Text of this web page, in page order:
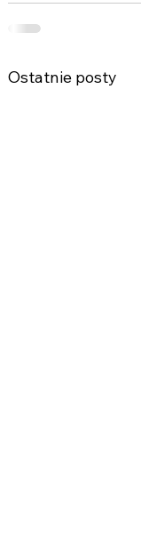
Ostatnie posty